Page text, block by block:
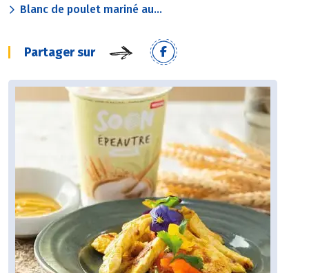
Blanc de poulet mariné au...
Partager sur